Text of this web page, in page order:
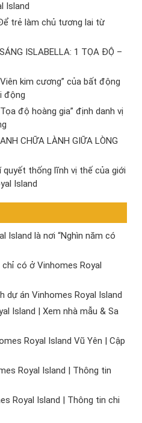
Island
trẻ làm chủ tương lai từ
ISLABELLA: 1 TỌA ĐỘ –
kim cương” của bất động
động
độ hoàng gia” định danh vị
CHỮA LÀNH GIỮA LÒNG
quyết thống lĩnh vị thế của giới
Island
Island là nơi “Nghìn năm có
có ở Vinhomes Royal
dự án Vinhomes Royal Island
Island | Xem nhà mẫu & Sa
Royal Island Vũ Yên | Cập
Royal Island | Thông tin
Royal Island | Thông tin chi